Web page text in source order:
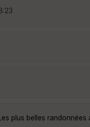
plus belles